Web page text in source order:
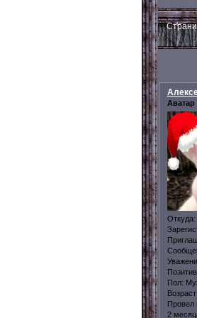
Аватар
Откуда:
Пол:
Возраст:
Провел
2